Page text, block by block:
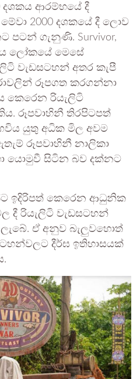
ආරම්භයේ දී
2000 දශකයේ දී ලොව
පටන් ගැනුණි. Survivor,
ලෝකයේ මෙසේ
වැඩසටහන් අතර කැපී
රූපගත කරගන්නා
කෙරෙන රියැලිටි
රූපවාහිනී තිරපිටපත්
යුතු අධික මිල අවම
රූපවාහිනී නාලිකා
යොමුවී සිටින බව දක්නට
ඉදිරිපත් කෙරෙන ආධුනික
දී රියැලිටි වැඩසටහන්
ඒ අනුව බැලුවහොත්
දීර්ඝ ඉතිහාසයක්